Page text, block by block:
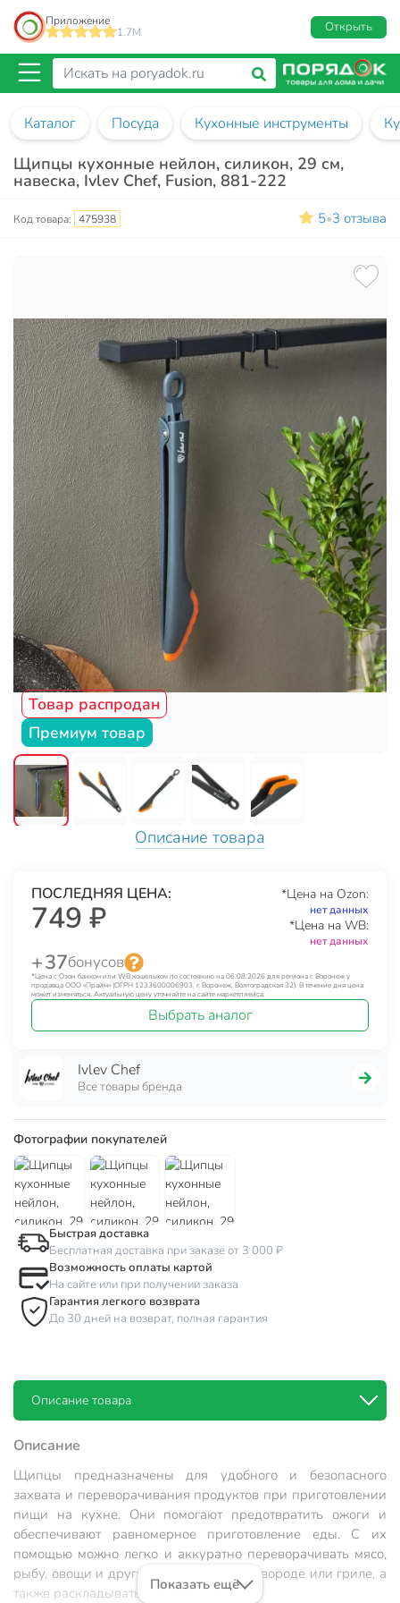
Приложение
1.7M
Открыть
Каталог Посуда Кухонные инструменты
Щипцы кухонные нейлон, силикон, 29 см,
навеска, Ivlev Chef, Fusion, 881-222
Код товара: 475938 5•3 отзыва
Товар распродан
Премиум товар
Описание товара
ПОСЛЕДНЯЯ ЦЕНА:
749 ₽
*Цена на Ozon:
нет данных
*Цена на WB:
нет данных
+ 37бонусов
*Цена с Озон банком или WB кошельком по состоянию на 06.08.2026 для региона г. Воронеж у
продавца ООО «Прайм» (ОГРН 1233600006903, г. Воронеж, Волгоградская 32). В течение дня цена
может изменяться. Актуальную цену уточняйте на сайте маркетплейса.
Выбрать аналог
Ivlev Chef
Все товары бренда
Фотографии покупателей
Быстрая доставка
Бесплатная доставка при заказе от 3 000 ₽
Возможность оплаты картой
На сайте или при получении заказа
Гарантия легкого возврата
До 30 дней на возврат, полная гарантия
Описание товара
Описание
Щипцы предназначены для удобного и безопасного
захвата и переворачивания продуктов при приготовлении
пищи на кухне. Они помогают предотвратить ожоги и
обеспечивают равномерное приготовление еды. С их
помощью можно легко и аккуратно переворачивать мясо,
рыбу, овощи и другие продукты на сковороде или гриле, а
также раскладывать еду на тарелки.
Показать ещё